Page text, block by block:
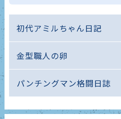
初代アミルちゃん日記
金型職人の卵
パンチングマン格闘日誌